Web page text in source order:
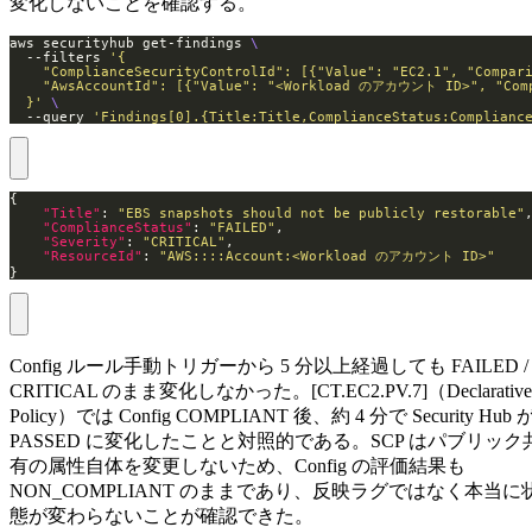
aws securityhub get-findings
  --filters
  }'
  --query
"Title" : "EBS snapshots should not be publicly restorable"
"ComplianceStatus" : "FAILED"
"Severity" : "CRITICAL"
"ResourceId" : "AWS::::Account:<Workload のアカウント ID>"
}
Config ルール手動トリガーから 5 分以上経過しても FAILED /
CRITICAL のまま変化しなかった。[CT.EC2.PV.7]（Declarative
Policy）では Config COMPLIANT 後、約 4 分で Security Hub
PASSED に変化したことと対照的である。SCP はパブリック
有の属性自体を変更しないため、Config の評価結果も
NON_COMPLIANT のままであり、反映ラグではなく本当に
態が変わらないことが確認できた。